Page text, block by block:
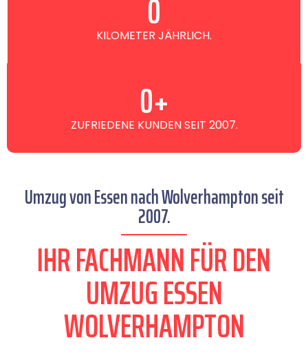
KILOMETER JÄHRLICH.
0
ZUFRIEDENE KUNDEN SEIT 2007.
0+
Umzug von Essen nach Wolverhampton seit
2007.
IHR FACHMANN FÜR DEN
UMZUG ESSEN
WOLVERHAMPTON